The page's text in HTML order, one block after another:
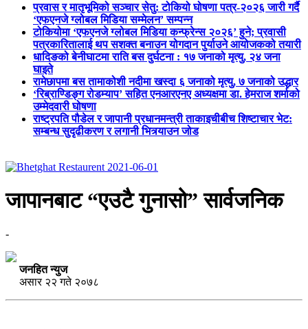
प्रवास र मातृभूमिको सञ्चार सेतु: टोकियो घोषणा पत्र-२०२६ जारी गर्दै
‘एफएनजे ग्लोबल मिडिया सम्मेलन’ सम्पन्न
टोकियोमा ‘एफएनजे ग्लोबल मिडिया कन्फ्रेन्स २०२६’ हुने; प्रवासी
पत्रकारितालाई थप सशक्त बनाउन योगदान पुर्याउने आयोजकको तयारी
धादिङको बेनीघाटमा राति बस दुर्घटना : १७ जनाको मृत्यु, २४ जना
घाइते
रामेछापमा बस तामाकोशी नदीमा खस्दा ६ जनाको मृत्यु, ७ जनाको उद्धार
‘रिब्राण्डिङ्ग रोडम्याप’ सहित एनआरएनए अध्यक्षमा डा. हेमराज शर्माको
उम्मेदवारी घोषणा
राष्ट्रपति पौडेल र जापानी प्रधानमन्त्री ताकाइचीबीच शिष्टाचार भेट:
सम्बन्ध सुदृढीकरण र लगानी भित्र्याउन जोड
जापानबाट “एउटै गुनासो” सार्वजनिक
-
जनहित न्युज
असार २२ गते २०७८